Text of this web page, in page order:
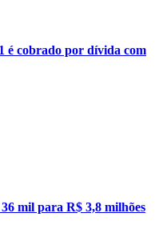
é cobrado por dívida com
mil para R$ 3,8 milhões